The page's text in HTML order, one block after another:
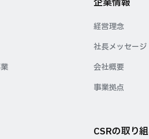
企業情報
経営理念
社長メッセージ
会社概要
事業拠点
CSRの取り